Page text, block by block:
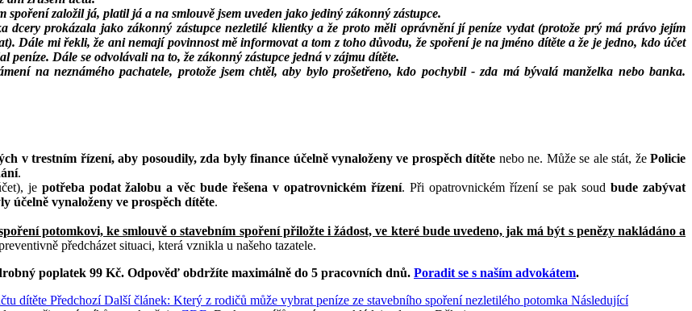
spoření založil já, platil já a na smlouvě jsem uveden jako jediný zákonný zástupce.
dcery prokázala jako zákonný zástupce nezletilé klientky a že proto měli oprávnění jí peníze vydat (protože prý má právo jejím
Dále mi řekli, že ani nemají povinnost mě informovat a tom z toho důvodu, že spoření je na jméno dítěte a že je jedno, kdo účet
peníze. Dále se odvolávali na to, že zákonný zástupce jedná v zájmu dítěte.
na neznámého pachatele, protože jsem chtěl, aby bylo prošetřeno, kdo pochybil - zda má bývalá manželka nebo banka.
v trestním řízení, aby posoudily, zda byly finance účelně vynaloženy ve prospěch dítěte nebo ne. Může se ale stát, žePolicie
.
je potřeba podat žalobu a věc bude řešena v opatrovnickém řízení. Při opatrovnickém řízení se pak soudbude zabývat
účelně vynaloženy ve prospěch dítěte.
potomkovi, ke smlouvě o stavebním spoření přiložte i žádost, ve které bude uvedeno, jak má být s penězy nakládáno a
předcházet situaci, která vznikla u našeho tazatele.
poplatek 99 Kč. Odpověď obdržíte maximálně do 5 pracovních dnů. Poradit se s naším advokátem.
dítěte Předchozí Další článek: Který z rodičů může vybrat peníze ze stavebního spoření nezletilého potomka Následující